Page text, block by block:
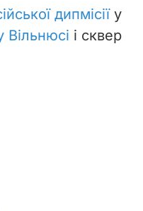
дипмісіїу
Вільнюсі і сквер